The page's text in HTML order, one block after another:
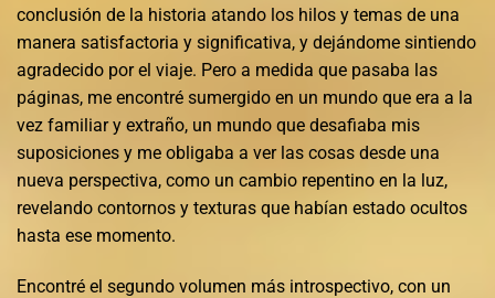
conclusión de la historia atando los hilos y temas de una
manera satisfactoria y significativa, y dejándome sintiendo
agradecido por el viaje. Pero a medida que pasaba las
páginas, me encontré sumergido en un mundo que era a la
vez familiar y extraño, un mundo que desafiaba mis
suposiciones y me obligaba a ver las cosas desde una
nueva perspectiva, como un cambio repentino en la luz,
revelando contornos y texturas que habían estado ocultos
hasta ese momento.
Encontré el segundo volumen más introspectivo, con un